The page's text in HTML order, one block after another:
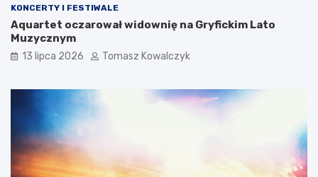
KONCERTY I FESTIWALE
Aquartet oczarował widownię na Gryfickim Lato
Muzycznym
13 lipca 2026 Tomasz Kowalczyk